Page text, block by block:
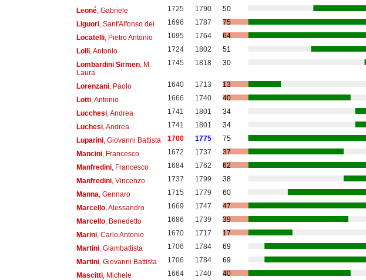
Leoné, Gabriele 1725 1790
50
Liguori, Sant'Alfonso dei 1696 1787
75
Locatelli, Pietro Antonio 1695 1764
64
Lolli, Antonio 1724 1802
51
Lombardini Sirmen, M.
Laura
1745 1818 30
Lorenzani, Paolo 1640 1713
13
Lotti, Antonio 1666 1740
40
Lucchesi, Andrea 1741 1801
34
Luchesi, Andrea 1741 1801
34
Luparini, Giovanni Battista 1700 1775
75
Mancini, Francesco 1672 1737
37
Manfredini, Francesco 1684 1762
62
Manfredini, Vincenzo 1737 1799
38
Manna , Gennaro 1715 1779
60
Marcello, Alessandro 1669 1747
47
Marcello, Benedetto 1686 1739
39
Marini, Carlo Antonio 1670 1717
17
Martini, Giambattista 1706 1784
69
Martini, Giovanni Battista 1706 1784
69
Mascitti, Michele 1664 1740 40